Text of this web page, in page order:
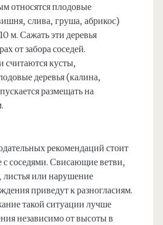
относятся плодовые
слива, груша, абрикос)
м. Сажать эти деревья
от забора соседей.
считаются кусты,
деревья (калина,
размещать на
рекомендаций стоит
с соседями. Свисающие ветви,
или нарушение
приведут к разногласиям.
такой ситуации лучше
независимо от высоты в